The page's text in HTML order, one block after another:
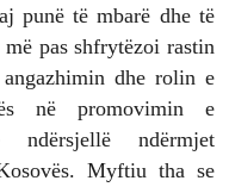
punë të mbarë dhe të
pas shfrytëzoi rastin
dhe rolin e
në promovimin e
ndërmjet
Myftiu tha se